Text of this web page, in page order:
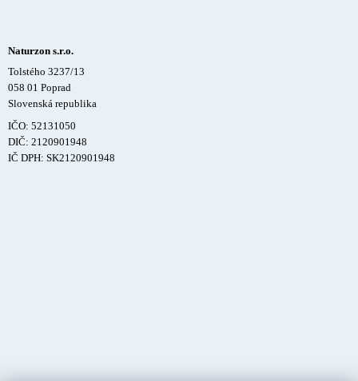
Naturzon s.r.o.
Tolstého 3237/13
058 01 Poprad
Slovenská republika
IČO: 52131050
DIČ: 2120901948
IČ DPH: SK2120901948